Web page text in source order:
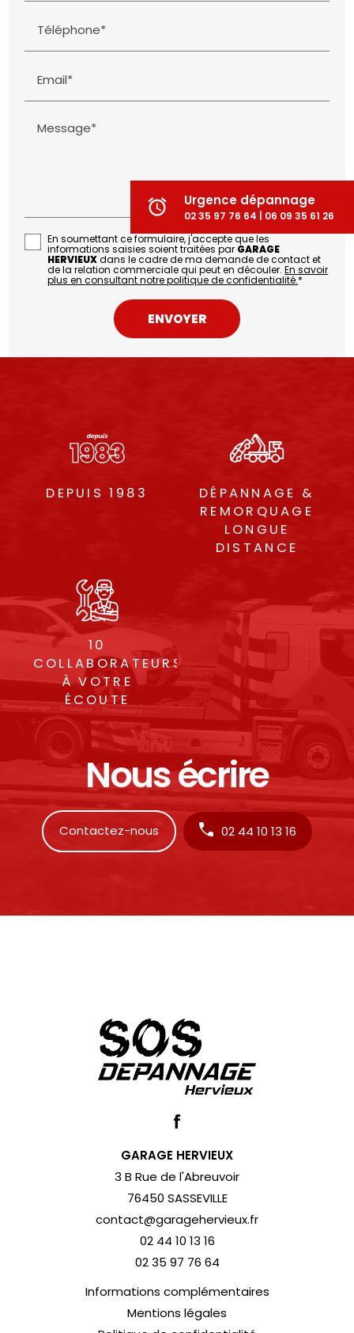
Téléphone*
Email*
Message*
En soumettant ce formulaire, j'accepte que les
informations saisies soient traitées par GARAGE
HERVIEUXdans le cadre de ma demande de contact et
de la relation commerciale qui peut en découler.En savoir
plus en consultant notre politique de confidentialité.*
DEPUIS 1983
DÉPANNAGE &
REMORQUAGE
LONGUE
DISTANCE
10
COLLABORATEURS
À VOTRE
ÉCOUTE
Nous écrire
Contactez-nous 02 44 10 13 16
alarm Urgence dépannage
02 35 97 76 64 | 06 09 35 61 26
GARAGE HERVIEUX
3 B Rue de l'Abreuvoir
76450 SASSEVILLE
contact@garagehervieux.fr
02 44 10 13 16
02 35 97 76 64
Informations complémentaires
Mentions légales